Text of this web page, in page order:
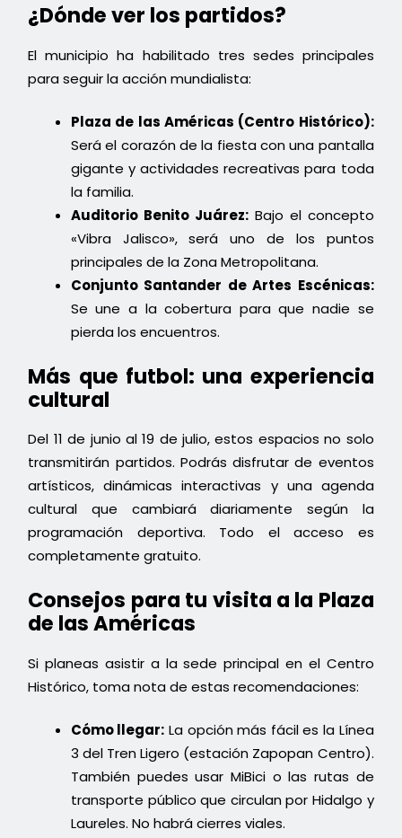
¿Dónde ver los partidos?
El municipio ha habilitado tres sedes principales
para seguir la acción mundialista:
Plaza de las Américas (Centro Histórico):
Será el corazón de la fiesta con una pantalla
gigante y actividades recreativas para toda
la familia.
Auditorio Benito Juárez:Bajo el concepto
«Vibra Jalisco», será uno de los puntos
principales de la Zona Metropolitana.
Conjunto Santander de Artes Escénicas:
Se une a la cobertura para que nadie se
pierda los encuentros.
Más que futbol: una experiencia
cultural
Del 11 de junio al 19 de julio, estos espacios no solo
transmitirán partidos. Podrás disfrutar de eventos
artísticos, dinámicas interactivas y una agenda
cultural que cambiará diariamente según la
programación deportiva. Todo el acceso es
completamente gratuito.
Consejos para tu visita a la Plaza
de las Américas
Si planeas asistir a la sede principal en el Centro
Histórico, toma nota de estas recomendaciones:
Cómo llegar: La opción más fácil es la Línea
3 del Tren Ligero (estación Zapopan Centro).
También puedes usar MiBici o las rutas de
transporte público que circulan por Hidalgo y
Laureles. No habrá cierres viales.